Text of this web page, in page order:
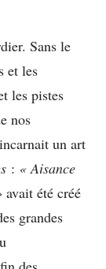
Sans le
et les
les pistes
nos
un art
: « Aisance
avait été créé
grandes